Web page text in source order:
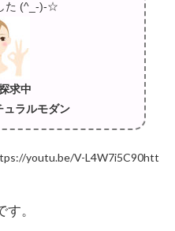
た (^_-)-☆
求中
ュラルモダン
youtu.be/V-L4W7i5C90htt
。